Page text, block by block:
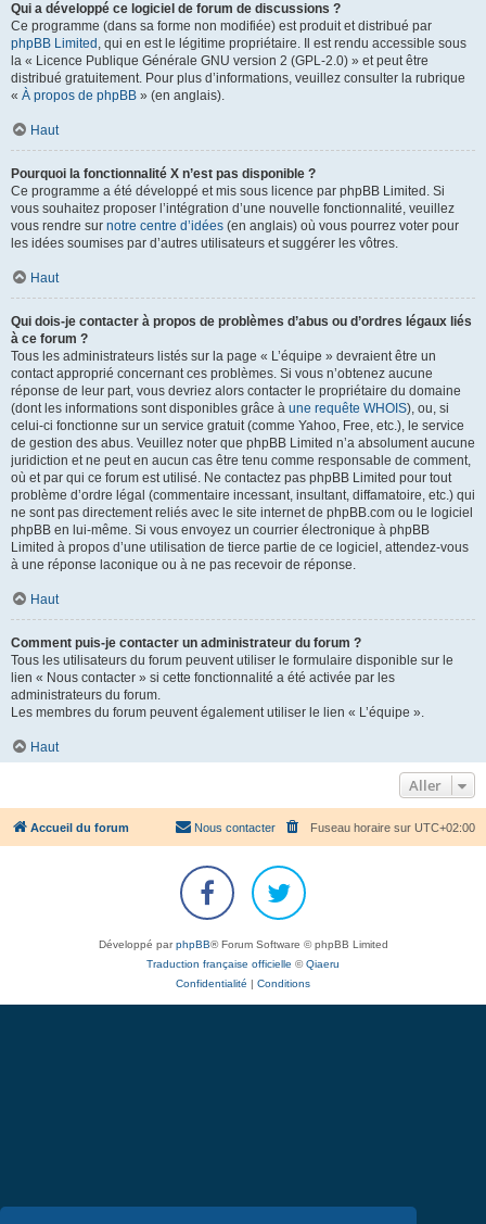
Qui a développé ce logiciel de forum de discussions ?
Ce programme (dans sa forme non modifiée) est produit et distribué par
phpBB Limited , qui en est le légitime propriétaire. Il est rendu accessible sous
la « Licence Publique Générale GNU version 2 (GPL-2.0) » et peut être
distribué gratuitement. Pour plus d’informations, veuillez consulter la rubrique
« À propos de phpBB » (en anglais).
Haut
Pourquoi la fonctionnalité X n’est pas disponible ?
Ce programme a été développé et mis sous licence par phpBB Limited. Si
vous souhaitez proposer l’intégration d’une nouvelle fonctionnalité, veuillez
vous rendre sur notre centre d’idées (en anglais) où vous pourrez voter pour
les idées soumises par d’autres utilisateurs et suggérer les vôtres.
Haut
Qui dois-je contacter à propos de problèmes d’abus ou d’ordres légaux liés
à ce forum ?
Tous les administrateurs listés sur la page « L’équipe » devraient être un
contact approprié concernant ces problèmes. Si vous n’obtenez aucune
réponse de leur part, vous devriez alors contacter le propriétaire du domaine
(dont les informations sont disponibles grâce à une requête WHOIS), ou, si
celui-ci fonctionne sur un service gratuit (comme Yahoo, Free, etc.), le service
de gestion des abus. Veuillez noter que phpBB Limited n’a absolument aucune
juridiction et ne peut en aucun cas être tenu comme responsable de comment,
où et par qui ce forum est utilisé. Ne contactez pas phpBB Limited pour tout
problème d’ordre légal (commentaire incessant, insultant, diffamatoire, etc.) qui
ne sont pas directement reliés avec le site internet de phpBB.com ou le logiciel
phpBB en lui-même. Si vous envoyez un courrier électronique à phpBB
Limited à propos d’une utilisation de tierce partie de ce logiciel, attendez-vous
à une réponse laconique ou à ne pas recevoir de réponse.
Haut
Comment puis-je contacter un administrateur du forum ?
Tous les utilisateurs du forum peuvent utiliser le formulaire disponible sur le
lien « Nous contacter » si cette fonctionnalité a été activée par les
administrateurs du forum.
Les membres du forum peuvent également utiliser le lien « L’équipe ».
Haut
Aller
Accueil du forum Fuseau horaire sur UTC+02:00
Nous contacter
Développé parphpBB® Forum Software © phpBB Limited
Traduction française officielle ©Qiaeru
Confidentialité
Conditions